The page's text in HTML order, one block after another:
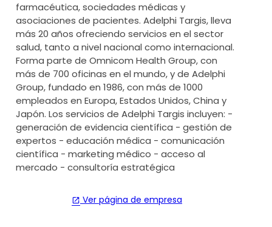
farmacéutica, sociedades médicas y
asociaciones de pacientes. Adelphi Targis, lleva
más 20 años ofreciendo servicios en el sector
salud, tanto a nivel nacional como internacional.
Forma parte de Omnicom Health Group, con
más de 700 oficinas en el mundo, y de Adelphi
Group, fundado en 1986, con más de 1000
empleados en Europa, Estados Unidos, China y
Japón. Los servicios de Adelphi Targis incluyen: -
generación de evidencia científica - gestión de
expertos - educación médica - comunicación
científica - marketing médico - acceso al
mercado - consultoría estratégica
open_in_new Ver página de empresa